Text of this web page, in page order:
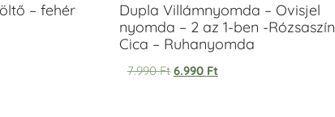
– fehér
Dupla Villámnyomda – Ovisjel
nyomda – 2 az 1-ben -Rózsaszín
Cica – Ruhanyomda
7.990Ft 6.990 Ft